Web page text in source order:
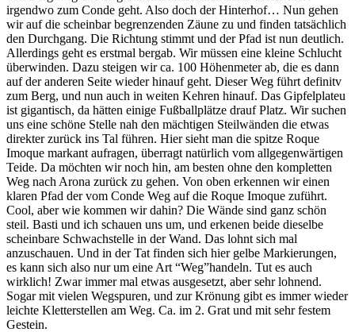
irgendwo zum Conde geht. Also doch der Hinterhof… Nun gehen
wir auf die scheinbar begrenzenden Zäune zu und finden tatsächlich
den Durchgang. Die Richtung stimmt und der Pfad ist nun deutlich.
Allerdings geht es erstmal bergab. Wir müssen eine kleine Schlucht
überwinden. Dazu steigen wir ca. 100 Höhenmeter ab, die es dann
auf der anderen Seite wieder hinauf geht. Dieser Weg führt definitv
zum Berg, und nun auch in weiten Kehren hinauf. Das Gipfelplateu
ist gigantisch, da hätten einige Fußballplätze drauf Platz. Wir suchen
uns eine schöne Stelle nah den mächtigen Steilwänden die etwas
direkter zurück ins Tal führen. Hier sieht man die spitze Roque
Imoque markant aufragen, überragt natürlich vom allgegenwärtigen
Teide. Da möchten wir noch hin, am besten ohne den kompletten
Weg nach Arona zurück zu gehen. Von oben erkennen wir einen
klaren Pfad der vom Conde Weg auf die Roque Imoque zuführt.
Cool, aber wie kommen wir dahin? Die Wände sind ganz schön
steil. Basti und ich schauen uns um, und erkenen beide dieselbe
scheinbare Schwachstelle in der Wand. Das lohnt sich mal
anzuschauen. Und in der Tat finden sich hier gelbe Markierungen,
es kann sich also nur um eine Art “Weg”handeln. Tut es auch
wirklich! Zwar immer mal etwas ausgesetzt, aber sehr lohnend.
Sogar mit vielen Wegspuren, und zur Krönung gibt es immer wieder
leichte Kletterstellen am Weg. Ca. im 2. Grat und mit sehr festem
Gestein.